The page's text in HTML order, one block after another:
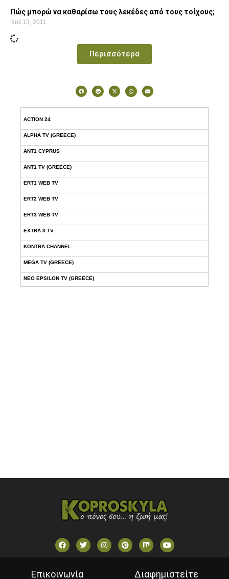
Πώς μπορώ να καθαρίσω τους λεκέδες από τους τοίχους;
Νοέ 13, 2011
Περισσότερα
ACTION 24
ALPHA TV (GREECE)
ANT1 CYPRUS
ANT1 TV (GREECE)
ERT1 WEB TV
ERT2 WEB TV
ERT3 WEB TV
EXTRA 3 TV
KONTRA CHANNEL
MEGA TV (GREECE)
NEO EPSILON TV (GREECE)
Επικοινωνία Διαφημιστείτε